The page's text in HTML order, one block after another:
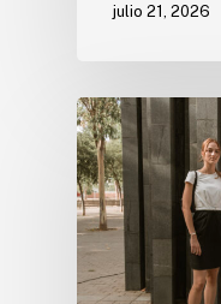
julio 21, 2026